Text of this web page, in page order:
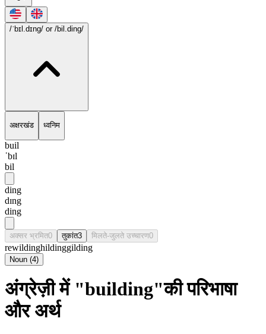
/ˈbɪl.dɪng/ or /bil.ding/
अक्षरखंड ध्वनिम
buil
ˈbɪl
bil
ding
dɪng
ding
अक्सर भ्रमित0 तुकांत3 मिलते-जुलते उच्चारण0
rewildinghildinggilding
Noun (4)
अंग्रेज़ी में "building"की परिभाषा
और अर्थ